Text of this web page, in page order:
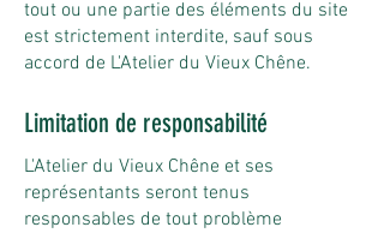
tout ou une partie des éléments du site
est strictement interdite, sauf sous
accord de L'Atelier du Vieux Chêne.
Limitation de responsabilité
L'Atelier du Vieux Chêne et ses
représentants seront tenus
responsables de tout problème